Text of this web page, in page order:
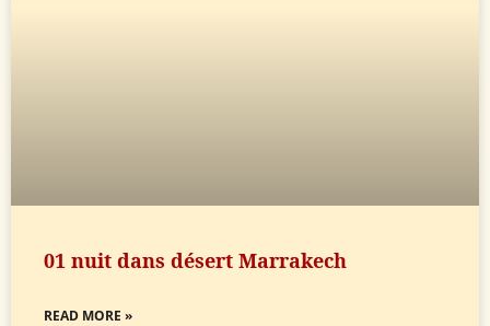
01 nuit dans désert Marrakech
READ MORE »